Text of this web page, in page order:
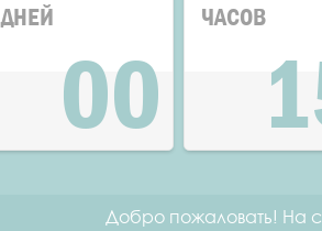
ДНЕЙ
00
ЧАСОВ
Добро пожаловать! На